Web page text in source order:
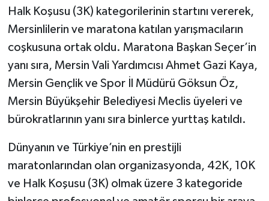
Halk Koşusu (3K) kategorilerinin startını vererek,
Mersinlilerin ve maratona katılan yarışmacıların
coşkusuna ortak oldu. Maratona Başkan Seçer’in
yanı sıra, Mersin Vali Yardımcısı Ahmet Gazi Kaya,
Mersin Gençlik ve Spor İl Müdürü Göksun Öz,
Mersin Büyükşehir Belediyesi Meclis üyeleri ve
bürokratlarının yanı sıra binlerce yurttaş katıldı.
Dünyanın ve Türkiye’nin en prestijli
maratonlarından olan organizasyonda, 42K, 10K
ve Halk Koşusu (3K) olmak üzere 3 kategoride